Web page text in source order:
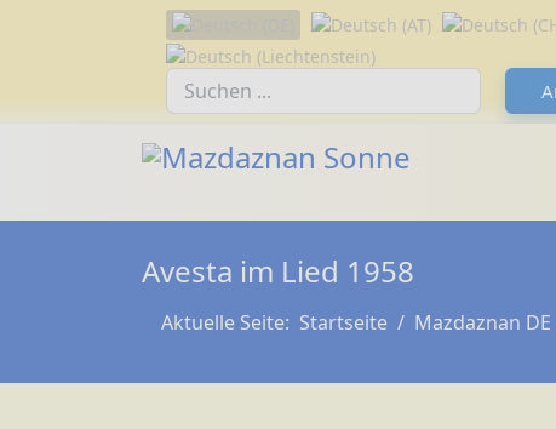
Sprache auswählen
Suchfeld
Avesta im Lied 1958
Aktuelle Seite: Startseite Mazdaznan DE